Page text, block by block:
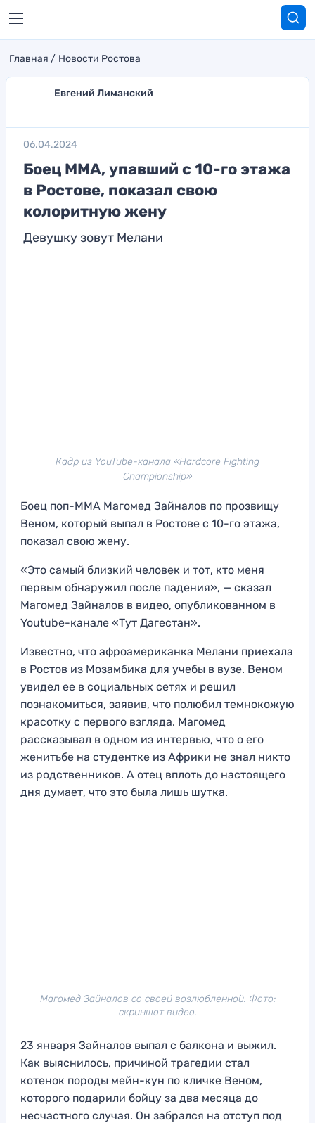
Главная Новости Ростова
Евгений Лиманский
06.04.2024
Боец ММА, упавший с 10-го этажа
в Ростове, показал свою
колоритную жену
Девушку зовут Мелани
Кадр из YouTube-канала «Hardcore Fighting
Championship»
Боец поп-ММА Магомед Зайналов по прозвищу
Веном, который выпал в Ростове с 10-го этажа,
показал свою жену.
«Это самый близкий человек и тот, кто меня
первым обнаружил после падения», — сказал
Магомед Зайналов в видео, опубликованном в
Youtube-канале «Тут Дагестан».
Известно, что афроамериканка Мелани приехала
в Ростов из Мозамбика для учебы в вузе. Веном
увидел ее в социальных сетях и решил
познакомиться, заявив, что полюбил темнокожую
красотку с первого взгляда. Магомед
рассказывал в одном из интервью, что о его
женитьбе на студентке из Африки не знал никто
из родственников. А отец вплоть до настоящего
дня думает, что это была лишь шутка.
Магомед Зайналов со своей возлюбленной. Фото:
скриншот видео.
23 января Зайналов выпал с балкона и выжил.
Как выяснилось, причиной трагедии стал
котенок породы мейн-кун по кличке Веном,
которого подарили бойцу за два месяца до
несчастного случая. Он забрался на отступ под